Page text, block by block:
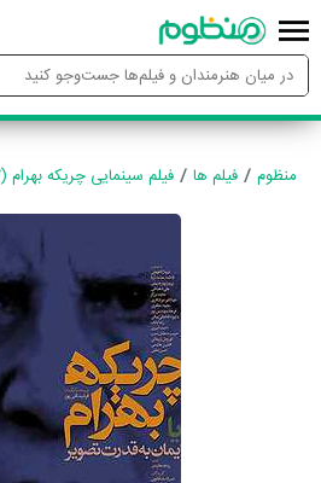
منظوم فیلم ها فیلم سینمایی چریکه بهرام (1397)